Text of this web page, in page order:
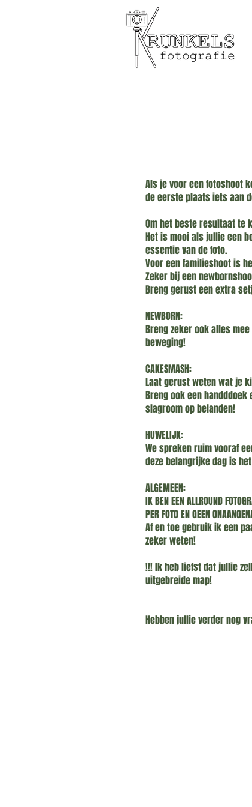
Als je voor een fotoshoot
de eerste plaats iets aan
Om het beste resultaat te
Het is mooi als jullie een
essentie van de foto.
Voor een familieshoot is
Zeker bij een
Breng gerust een extra
NEWBORN:
Breng zeker ook alles
beweging!
CAKESMASH:
Laat gerust weten wat je
Breng ook een
slagroom op belanden!
HUWELIJK:
We spreken ruim vooraf
deze belangrijke dag is
ALGEMEEN:
IK BEN EEN ALLROUND
PER FOTO EN GEEN
Af en toe gebruik ik een
zeker weten!
!!! Ik heb liefst dat jullie
uitgebreide map!
Hebben jullie verder nog